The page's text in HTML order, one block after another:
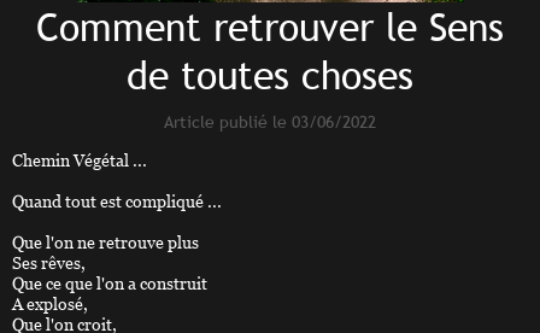
Comment retrouver le Sens
de toutes choses
Article publié le 03/06/2022
Chemin Végétal ...
Quand tout est compliqué ...
Que l'on ne retrouve plus
Ses rêves,
Que ce que l'on a construit
A explosé,
Que l'on croit,